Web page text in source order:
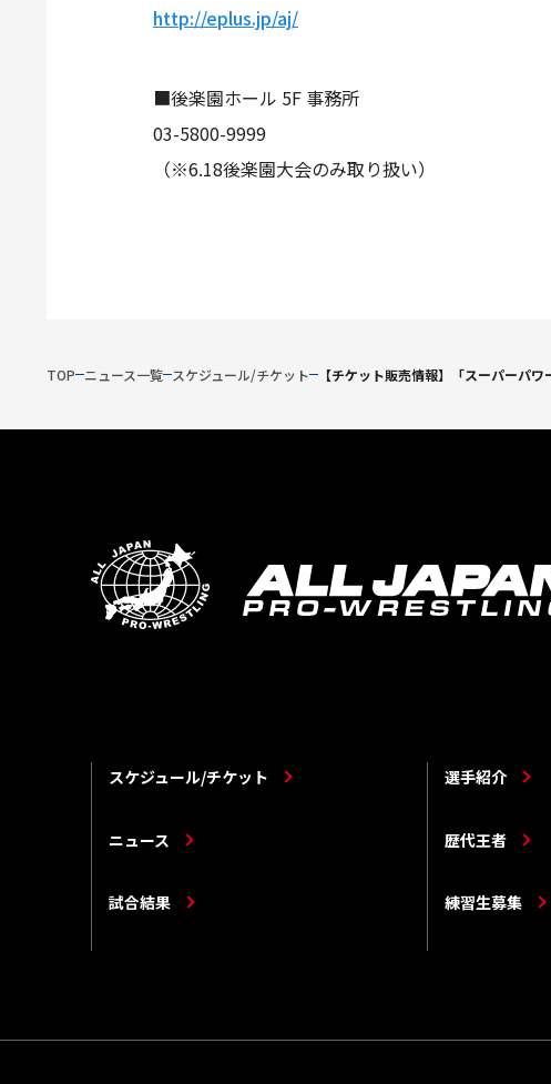
http://eplus.jp/aj/
■後楽園ホール 5F 事務所
03-5800-9999
（※6.18後楽園大会のみ取り扱い）
TOP ニュース一覧 スケジュール/チケット 【チケット販売情報】「スーパーパ
スケジュール/チケット 選手紹介
ニュース 歴代王者
試合結果 練習生募集